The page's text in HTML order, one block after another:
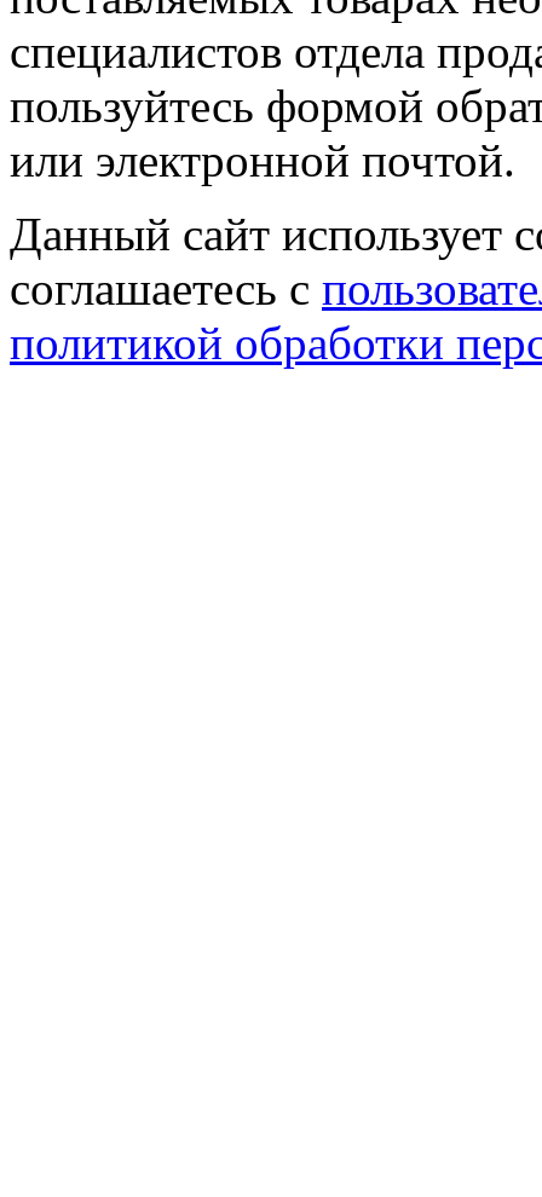
специалистов отдела
пользуйтесь формой
или электронной почтой.
Данный сайт использует
соглашаетесь с
политикой обработки